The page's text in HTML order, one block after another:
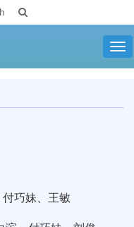
付巧妹、王敏